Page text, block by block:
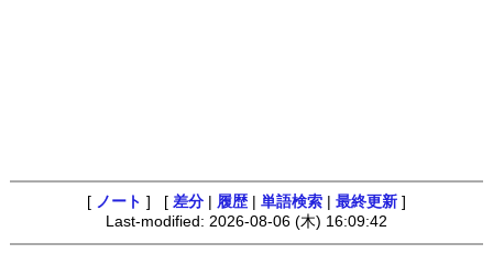
[ ノート ] [ 差分 履歴 単語検索 最終更新 ]
Last-modified: 2026-08-06 (木) 16:09:42